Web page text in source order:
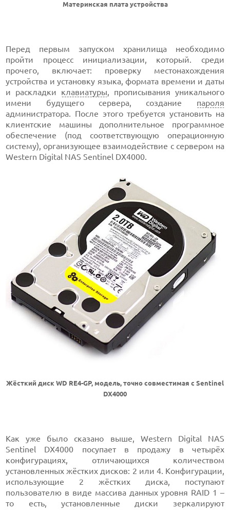
Материнская плата устройства
Перед первым запуском хранилища необходимо
пройти процесс инициализации, который. среди
прочего, включает: проверку местонахождения
устройства и установку языка, формата времени и даты
и раскладки клавиатуры, прописывания уникального
имени будущего сервера, создание пароля
администратора. После этого требуется установить на
клиентские машины дополнительное программное
обеспечение (под соответствующую операционную
систему), организующее взаимодействие с сервером на
Western Digital NAS Sentinel DX4000.
Жёсткий диск WD RE4-GP, модель, точно совместимая с Sentinel
DX4000
Как уже было сказано выше, Western Digital NAS
Sentinel DX4000 посупает в продажу в четырёх
конфигурациях, отличающихся количеством
установленных жёстких дисков: 2 или 4. Конфигурации,
использующие 2 жёстких диска, поступают
пользователю в виде массива данных уровня RAID 1 –
то есть, установленные диски зеркалируют